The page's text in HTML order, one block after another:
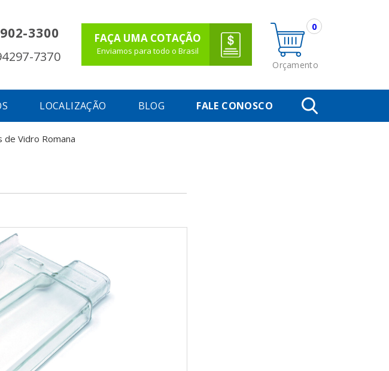
3300
7370
FAÇA UMA COTAÇÃO
Enviamos para todo o Brasil
Orçamento
0
LOCALIZAÇÃO BLOG FALE CONOSCO
de Vidro Romana